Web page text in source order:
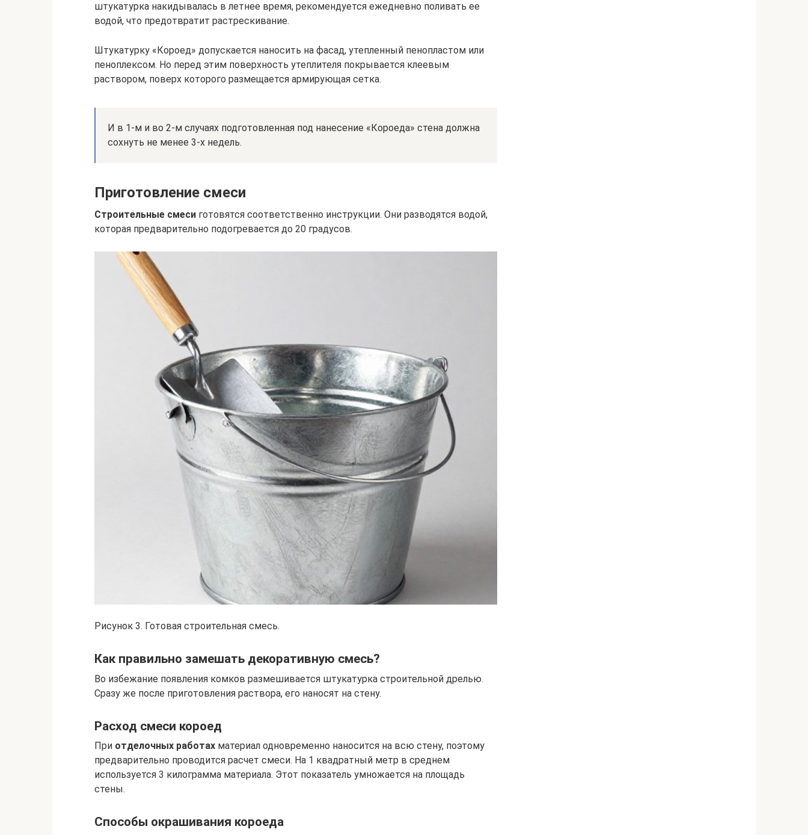
штукатурка накидывалась в летнее время, рекомендуется ежедневно поливать ее
водой, что предотвратит растрескивание.
Штукатурку «Короед» допускается наносить на фасад, утепленный пенопластом или
пеноплексом. Но перед этим поверхность утеплителя покрывается клеевым
раствором, поверх которого размещается армирующая сетка.
И в 1-м и во 2-м случаях подготовленная под нанесение «Короеда» стена должна
сохнуть не менее 3-х недель.
Приготовление смеси
Строительные смеси готовятся соответственно инструкции. Они разводятся водой,
которая предварительно подогревается до 20 градусов.
Рисунок 3. Готовая строительная смесь.
Как правильно замешать декоративную смесь?
Во избежание появления комков размешивается штукатурка строительной дрелью.
Сразу же после приготовления раствора, его наносят на стену.
Расход смеси короед
При отделочных работах материал одновременно наносится на всю стену, поэтому
предварительно проводится расчет смеси. На 1 квадратный метр в среднем
используется 3 килограмма материала. Этот показатель умножается на площадь
стены.
Способы окрашивания короеда